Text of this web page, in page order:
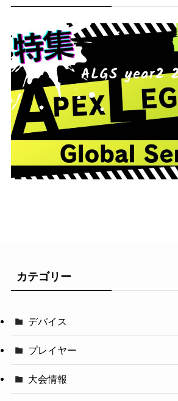
カテゴリー
デバイス
プレイヤー
大会情報